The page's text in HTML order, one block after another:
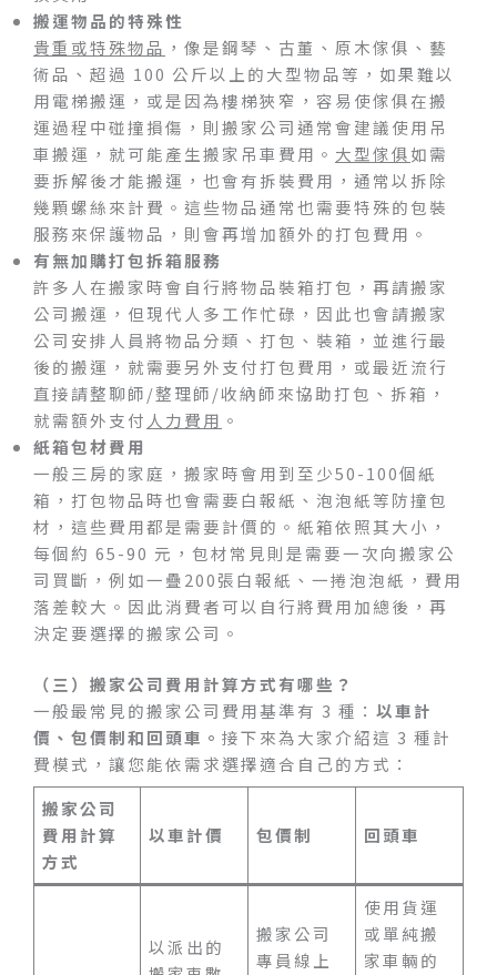
搬運物品的特殊性
貴重或特殊物品 ，像是鋼琴、古董、原木傢俱、藝
術品、超過 100 公斤以上的大型物品等，如果難以
用電梯搬運，或是因為樓梯狹窄，容易使傢俱在搬
運過程中碰撞損傷，則搬家公司通常會建議使用吊
車搬運，就可能產生搬家吊車費用。 大型傢俱如需
要拆解後才能搬運，也會有拆裝費用，通常以拆除
幾顆螺絲來計費。這些物品通常也需要特殊的包裝
服務來保護物品，則會再增加額外的打包費用。
有無加購打包拆箱服務
許多人在搬家時會自行將物品裝箱打包，再請搬家
公司搬運，但現代人多工作忙碌，因此也會請搬家
公司安排人員將物品分類、打包、裝箱，並進行最
後的搬運，就需要另外支付打包費用，或最近流行
直接請整聊師/整理師/收納師來協助打包、拆箱，
就需額外支付 人力費用 。
紙箱包材費用
一般三房的家庭，搬家時會用到至少50-100個紙
箱，打包物品時也會需要白報紙、泡泡紙等防撞包
材，這些費用都是需要計價的。紙箱依照其大小，
每個約 65-90 元，包材常見則是需要一次向搬家公
司買斷，例如一疊200張白報紙、一捲泡泡紙，費用
落差較大。因此消費者可以自行將費用加總後，再
決定要選擇的搬家公司。
（三）搬家公司費用計算方式有哪些？
一般最常見的搬家公司費用基準有 3 種： 以車計
價、包價制和回頭車。 接下來為大家介紹這 3 種計
費模式，讓您能依需求選擇適合自己的方式：
搬家公司
費用計算
方式
以車計價 包價制 回頭車
以派出的
搬家公司
專員線上
使用貨運
或單純搬
家車輛的